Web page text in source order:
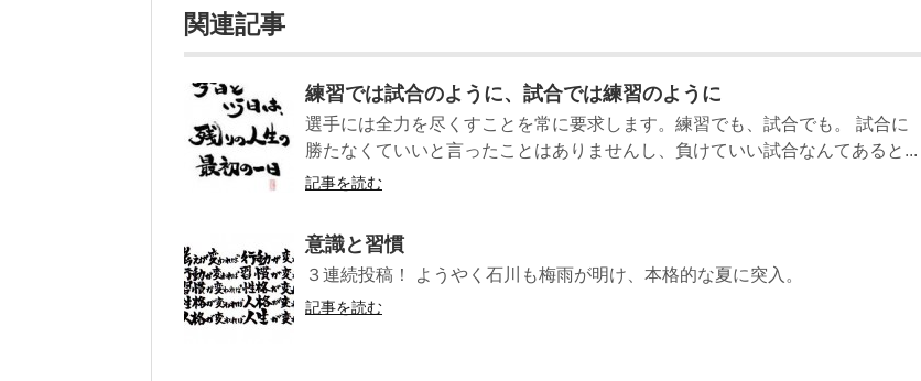
関連記事
練習では試合のように、試合では練習のように
選手には全力を尽くすことを常に要求します。練習でも、試合でも。 試合に
勝たなくていいと言ったことはありませんし、負けていい試合なんてあると...
記事を読む
意識と習慣
３連続投稿！ ようやく石川も梅雨が明け、本格的な夏に突入。
記事を読む